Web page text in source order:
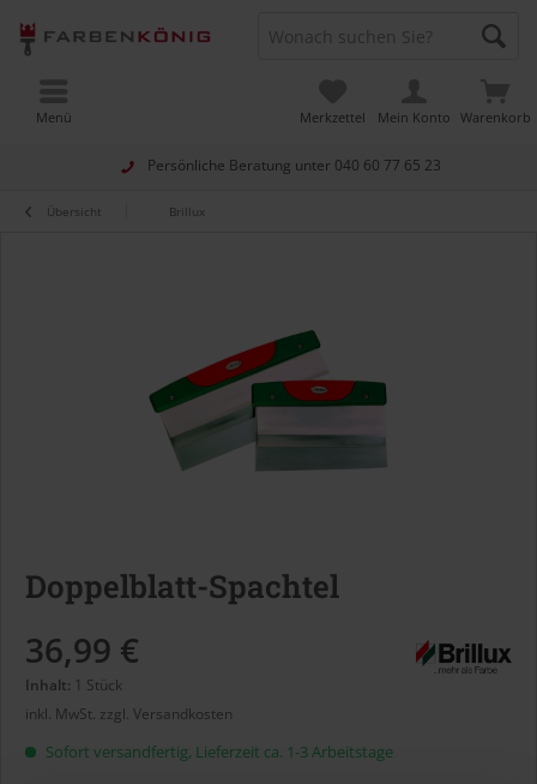
Persönliche Beratung unter 040 60 77 65 23
Warenkorb
Merkzettel Mein Konto
Menü
Übersicht Brillux
Doppelblatt-Spachtel
36,99 €
Inhalt: 1 Stück
inkl. MwSt. zzgl. Versandkosten
Sofort versandfertig, Lieferzeit ca. 1-3 Arbeitstage